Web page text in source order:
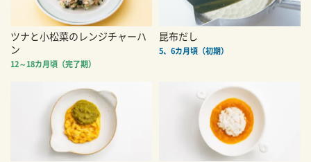
ツナと小松菜のレンジチャーハ
ン
12～18カ月頃（完了期）
昆布だし
5、6カ月頃（初期）